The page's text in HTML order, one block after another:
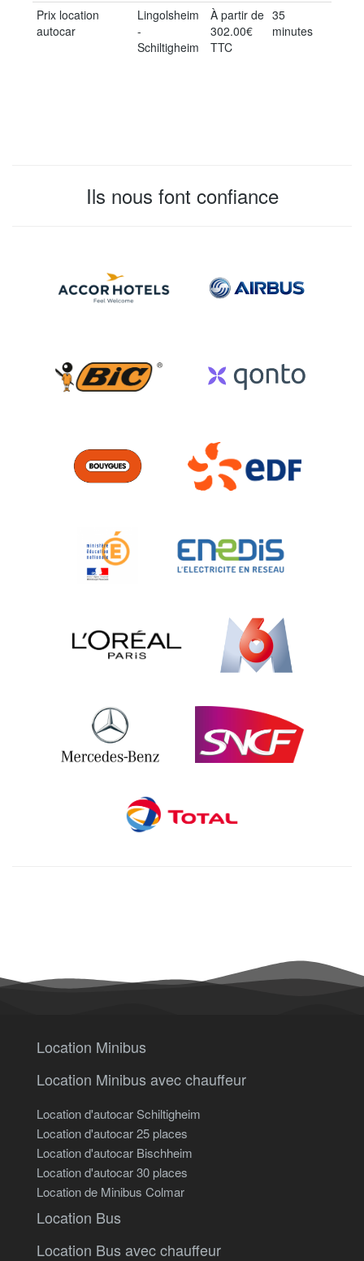
Prix location
autocar
Lingolsheim
-
Schiltigheim
À partir de
302.00€
TTC
35
minutes
Ils nous font confiance
Location Minibus
Location Minibus avec chauffeur
Location d'autocar Schiltigheim
Location d'autocar 25 places
Location d'autocar Bischheim
Location d'autocar 30 places
Location de Minibus Colmar
Location Bus
Location Bus avec chauffeur